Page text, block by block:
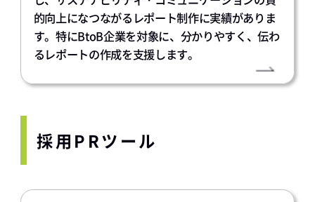
的向上になつながるレポート制作に実績がありま
す。特にBtoB企業を対象に、分かりやすく、伝わ
るレポートの作成を支援します。
採用PRツール